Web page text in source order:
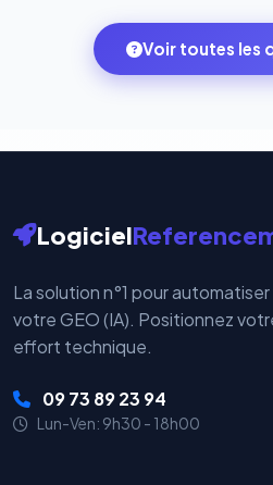
ambitions du moment — sans
votre historique.
monde. Vos données
par nos serveurs — elles
Voir toutes les
Logiciel
La solution n°1 pour
votre GEO (IA). Positionnez
effort technique.
09 73 89 23 94
Lun-Ven: 9h30 - 18h00